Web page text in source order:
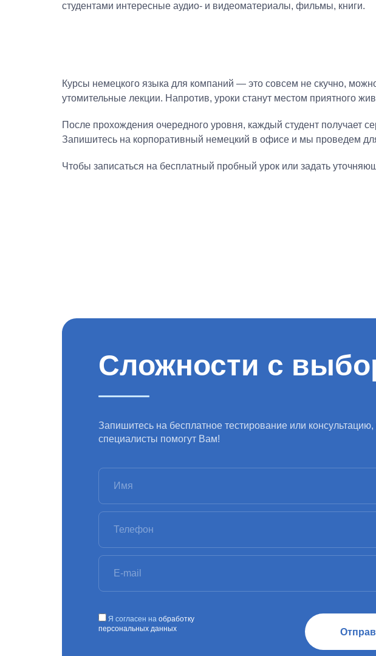
студентами интересные аудио- и видеоматериалы, фильмы, книги.
Курсы немецкого языка для компаний — это совсем не скучно,
утомительные лекции. Напротив, уроки станут местом приятного
После прохождения очередного уровня, каждый студент получает
Запишитесь на корпоративный немецкий в офисе и мы проведем
Чтобы записаться на бесплатный пробный урок или задать
Сложности с
Запишитесь на бесплатное тестирование или
специалисты помогут Вам!
Я согласен на обработку
персональных данных